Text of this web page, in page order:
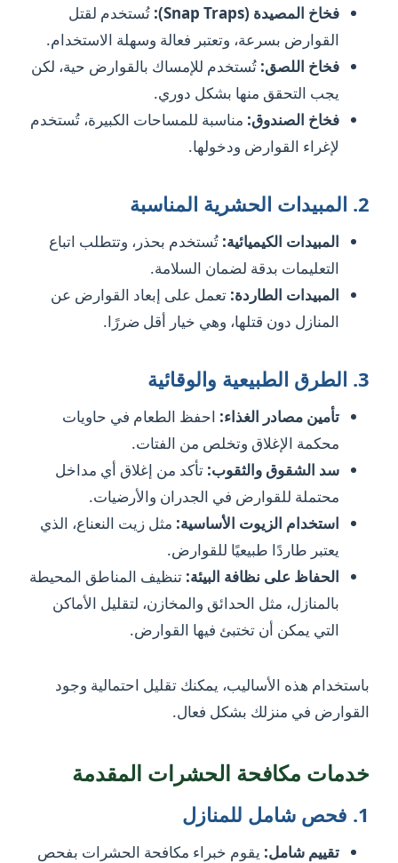
فخاخ المصيدة (Snap Traps):
تُستخدم لقتل
القوارض بسرعة، وتعتبر فعالة وسهلة الاستخدام.
فخاخ اللصق: تُستخدم للإمساك بالقوارض حية، لكن
يجب التحقق منها بشكل دوري.
فخاخ الصندوق: مناسبة للمساحات الكبيرة، تُستخدم
لإغراء القوارض ودخولها.
2. المبيدات الحشرية المناسبة
المبيدات الكيميائية: تُستخدم بحذر، وتتطلب اتباع
التعليمات بدقة لضمان السلامة.
المبيدات الطاردة: تعمل على إبعاد القوارض عن
المنازل دون قتلها، وهي خيار أقل ضررًا.
3. الطرق الطبيعية والوقائية
تأمين مصادر الغذاء: احفظ الطعام في حاويات
محكمة الإغلاق وتخلص من الفتات.
سد الشقوق والثقوب: تأكد من إغلاق أي مداخل
محتملة للقوارض في الجدران والأرضيات.
استخدام الزيوت الأساسية: مثل زيت النعناع، الذي
يعتبر طاردًا طبيعيًا للقوارض.
الحفاظ على نظافة البيئة: تنظيف المناطق المحيطة
بالمنازل، مثل الحدائق والمخازن، لتقليل الأماكن
التي يمكن أن تختبئ فيها القوارض.
باستخدام هذه الأساليب، يمكنك تقليل احتمالية وجود
القوارض في منزلك بشكل فعال.
خدمات مكافحة الحشرات المقدمة
1. فحص شامل للمنازل
تقييم شامل: يقوم خبراء مكافحة الحشرات بفحص